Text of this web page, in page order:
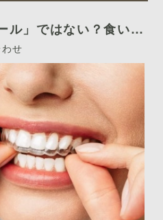
ル」ではない？食いし
因である「噛み合わ
肢
せ